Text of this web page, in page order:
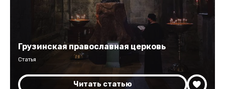
Грузинская православная церковь
Статья
Читать статью